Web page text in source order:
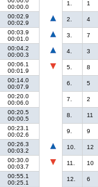
00:00.0
00:02.9
00:02.9
00:03.9
00:01.0
00:04.2
00:00.3
00:06.1
00:01.9
00:14.0
00:07.9
00:20.0
00:06.0
00:20.5
00:00.5
00:23.1
00:02.6
00:26.3
00:03.2
00:30.0
00:03.7
00:55.1
00:25.1
1.
1
2.
4
3.
7
4.
3
5.
8
6.
5
7.
2
8.
11
9.
9
10.
12
11.
10
12.
6